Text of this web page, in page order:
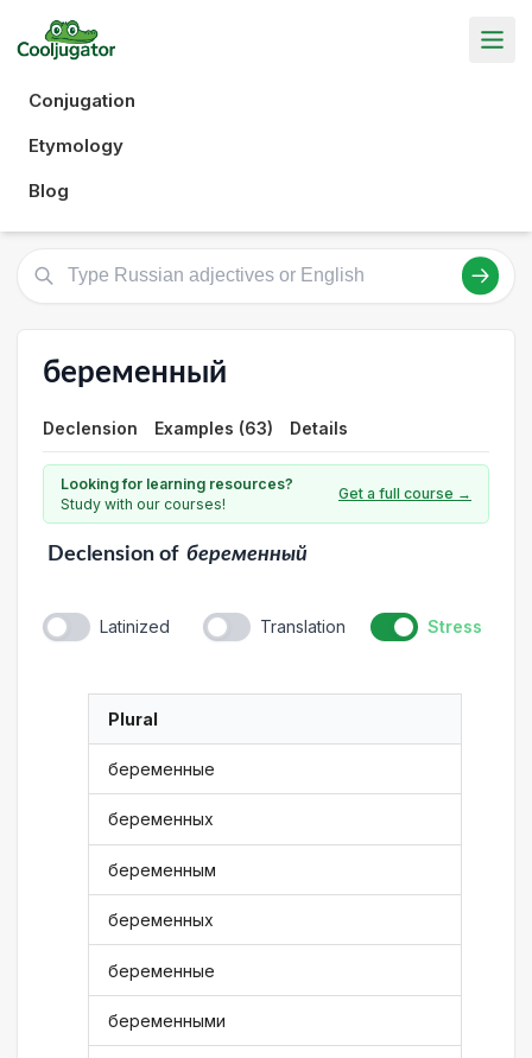
Conjugation
Etymology
Blog
беременный
Declension Examples (63) Details
Looking for learning resources?
Study with our courses!
Get a full course →
Declensionof беременный
Latinized Translation Stress
Plural
беременные
беременных
беременным
беременных
беременные
беременными